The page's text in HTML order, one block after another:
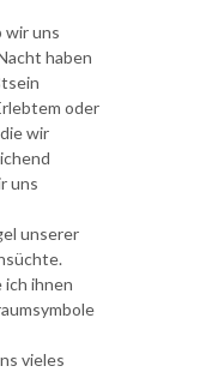
wir uns
haben
oder
wir
uns
unserer
ich ihnen
vieles